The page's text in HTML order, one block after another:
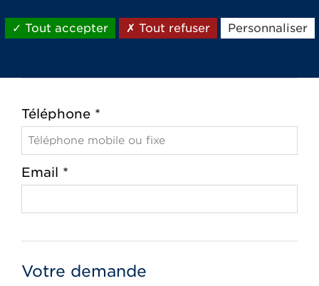
Ville *
Téléphone *
Email *
Votre demande
Tout accepter Tout refuser Personnaliser